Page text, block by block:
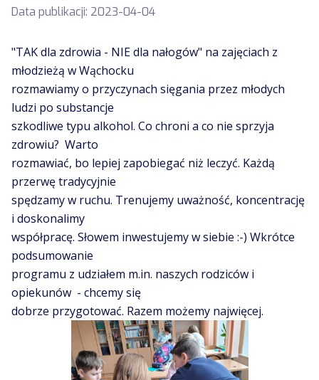
Data publikacji: 2023-04-04
"TAK dla zdrowia - NIE dla nałogów" na zajęciach z
młodzieżą w Wąchocku
rozmawiamy o przyczynach sięgania przez młodych
ludzi po substancje
szkodliwe typu alkohol. Co chroni a co nie sprzyja
zdrowiu? Warto
rozmawiać, bo lepiej zapobiegać niż leczyć. Każdą
przerwę tradycyjnie
spędzamy w ruchu. Trenujemy uważność, koncentrację
i doskonalimy
współpracę. Słowem inwestujemy w siebie :-) Wkrótce
podsumowanie
programu z udziałem m.in. naszych rodziców i
opiekunów - chcemy się
dobrze przygotować. Razem możemy najwięcej.